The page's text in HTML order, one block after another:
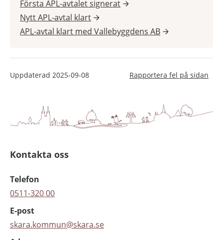
Första APL-avtalet signerat
Nytt APL-avtal klart
APL-avtal klart med Vallebyggdens AB
Uppdaterad 2025-09-08 Rapportera fel på sidan
Kontakta oss
Telefon
0511-320 00
E-post
skara.kommun@skara.se